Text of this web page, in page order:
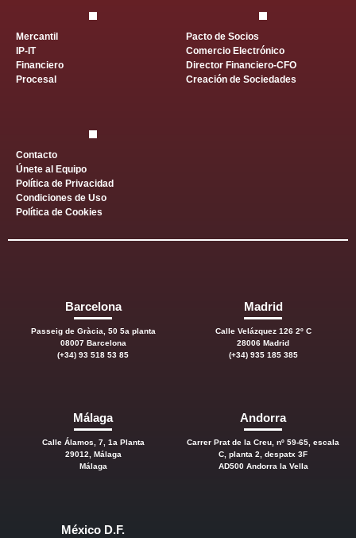
Mercantil
IP-IT
Financiero
Procesal
Pacto de Socios
Comercio Electrónico
Director Financiero-CFO
Creación de Sociedades
Contacto
Únete al Equipo
Política de Privacidad
Condiciones de Uso
Política de Cookies
Barcelona
Passeig de Gràcia, 50 5a planta
08007 Barcelona
(+34) 93 518 53 85
Madrid
Calle Velázquez 126 2º C
28006 Madrid
(+34) 935 185 385
Málaga
Calle Álamos, 7, 1a Planta
29012, Málaga
Málaga
Andorra
Carrer Prat de la Creu, nº 59-65, escala
C, planta 2, despatx 3F
AD500 Andorra la Vella
México D.F.